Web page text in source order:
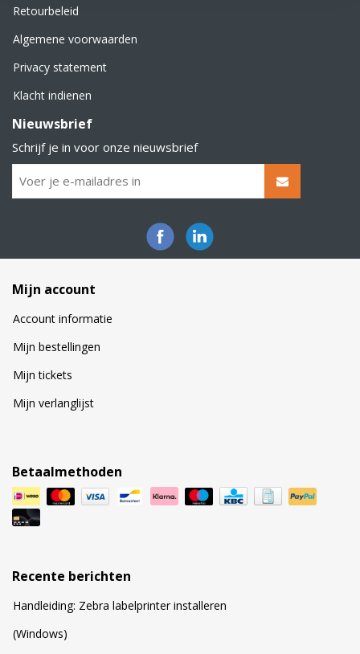
Retourbeleid
Algemene voorwaarden
Privacy statement
Klacht indienen
Nieuwsbrief
Schrijf je in voor onze nieuwsbrief
Mijn account
Account informatie
Mijn bestellingen
Mijn tickets
Mijn verlanglijst
Betaalmethoden
Recente berichten
Handleiding: Zebra labelprinter installeren
(Windows)